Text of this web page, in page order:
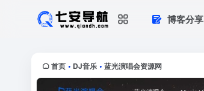
博客分享
首页 • DJ音乐 • 蓝光演唱会资源网